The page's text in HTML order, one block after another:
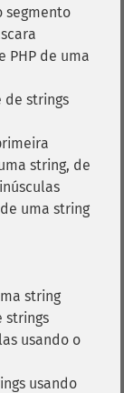
segmento
PHP de uma
de strings
string, de
uma string
string
strings
usando o
usando